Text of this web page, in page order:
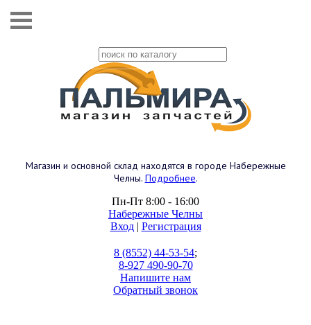
Магазин и основной склад находятся в городе Набережные
Челны. Подробнее.
Пн-Пт 8:00 - 16:00
Набережные Челны
Вход| Регистрация
8 (8552) 44-53-54;
8-927 490-90-70
Напишите нам
Обратный звонок